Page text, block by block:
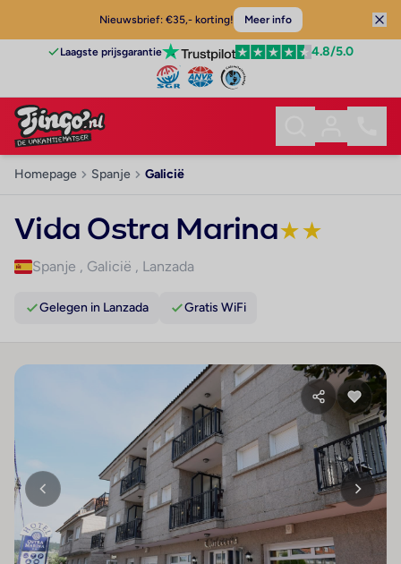
Nieuwsbrief: €35,- korting! Meer info
Laagste prijsgarantie 4.8/5.0
Homepage Spanje Galicië
Vida Ostra Marina★★
Spanje , Galicië , Lanzada
Gelegen in Lanzada Gratis WiFi